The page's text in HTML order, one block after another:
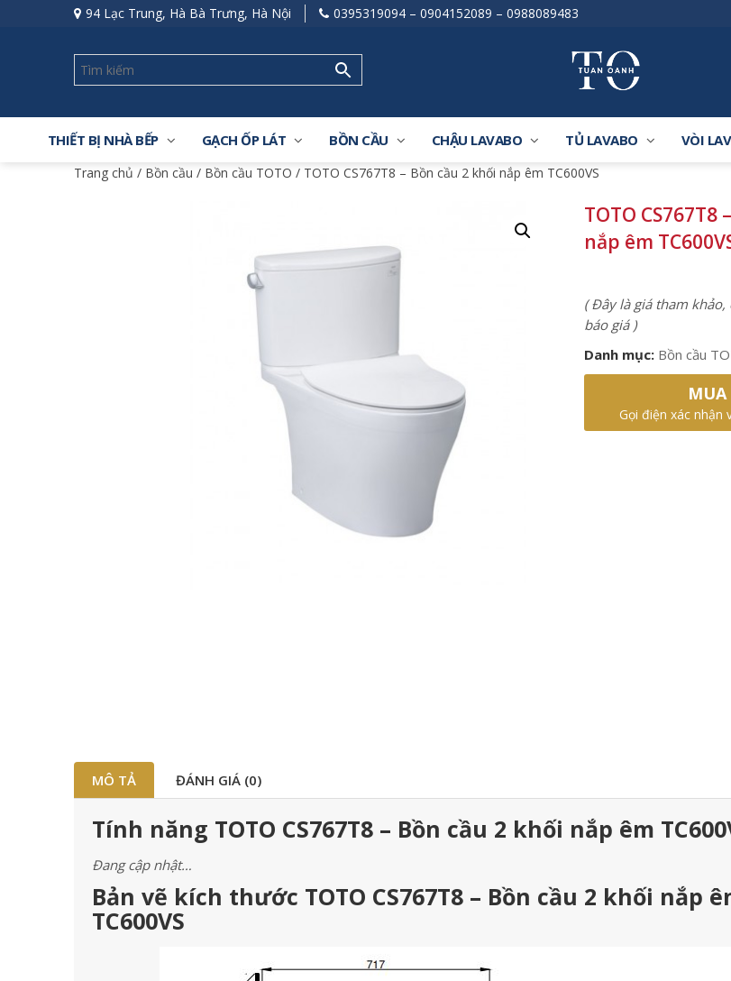
94 Lạc Trung, Hà Bà Trưng, Hà Nội 0395319094 – 0904152089 – 0988089483
THIẾT BỊ NHÀ BẾP GẠCH ỐP LÁT BỒN CẦU CHẬU LAVABO TỦ LAVABO VÒI
Trang chủ / Bồn cầu / Bồn cầu TOTO / TOTO CS767T8 – Bồn cầu 2 khối nắp êm TC600VS
TOTO CS767T8
nắp êm
( Đây là giá tham
báo giá )
Danh mục: Bồn cầu
MUA
Gọi điện xác nhận
MÔ TẢ ĐÁNH GIÁ (0)
Tính năng TOTO CS767T8 – Bồn cầu 2 khối nắp êm
Đang cập nhật…
Bản vẽ kích thước TOTO CS767T8 – Bồn cầu 2 khối nắp
TC600VS